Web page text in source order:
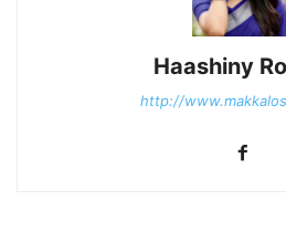
Haashiny
http://